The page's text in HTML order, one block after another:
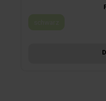
des Gepäcks. Das